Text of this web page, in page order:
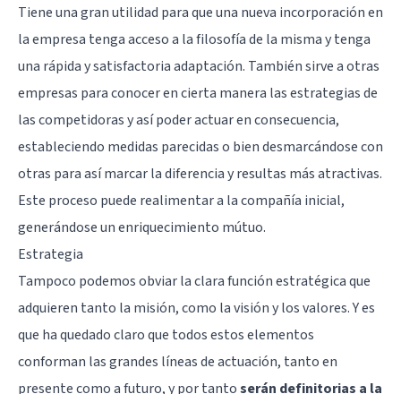
Tiene una gran utilidad para que una nueva incorporación en
la empresa tenga acceso a la filosofía de la misma y tenga
una rápida y satisfactoria adaptación. También sirve a otras
empresas para conocer en cierta manera las estrategias de
las competidoras y así poder actuar en consecuencia,
estableciendo medidas parecidas o bien desmarcándose con
otras para así marcar la diferencia y resultas más atractivas.
Este proceso puede realimentar a la compañía inicial,
generándose un enriquecimiento mútuo.
Estrategia
Tampoco podemos obviar la clara función estratégica que
adquieren tanto la misión, como la visión y los valores. Y es
que ha quedado claro que todos estos elementos
conforman las grandes líneas de actuación, tanto en
presente como a futuro, y por tantoserán definitorias a la